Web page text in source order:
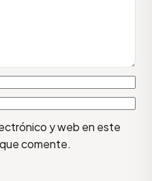
y web en este
comente.